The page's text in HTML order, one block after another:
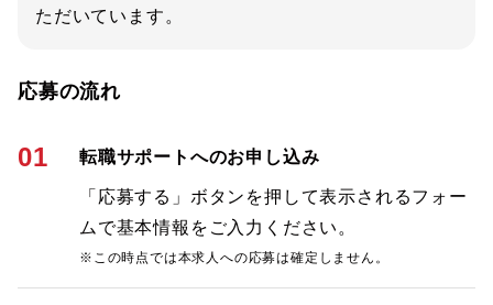
ただいています。
応募の流れ
01 転職サポートへのお申し込み
「応募する」ボタンを押して表示されるフォー
ムで基本情報をご入力ください。
※この時点では本求人への応募は確定しません。